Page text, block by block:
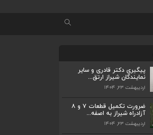
پیگیری دکتر قادری و سایر
نمایندگان شیراز ارتق...
اردیبهشت ۲۳, ۱۴۰۴
ضرورت تکمیل قطعات ۷ و ۸
آزادراه شیراز به اصفه...
اردیبهشت ۲۳, ۱۴۰۴